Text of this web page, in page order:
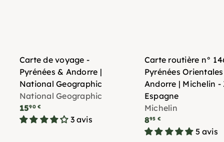
Carte de voyage -
Pyrénées & Andorre |
National Geographic
National Geographic
1590 €
3 avis
Carte routière n°
Pyrénées
Andorre | Michelin -
Espagne
Michelin
895 €
5 avis